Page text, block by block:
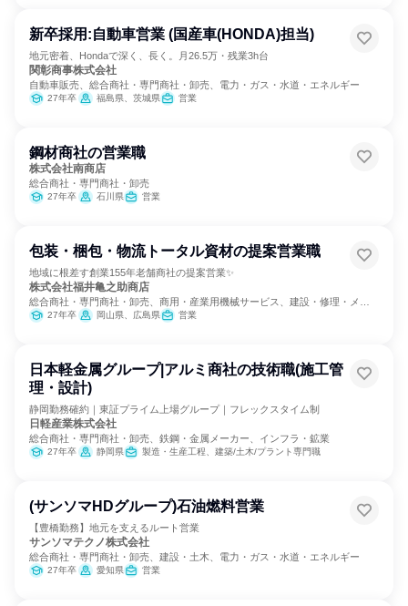
新卒採用:自動車営業 (国産車(HONDA)担当)
地元密着、Hondaで深く、長く。月26.5万・残業3h台
関彰商事株式会社
自動車販売、総合商社・専門商社・卸売、電力・ガス・水道・エネルギー
27年卒 福島県、茨城県 営業
鋼材商社の営業職
株式会社南商店
総合商社・専門商社・卸売
27年卒 石川県 営業
包装・梱包・物流トータル資材の提案営業職
地域に根差す創業155年老舗商社の提案営業✨
株式会社福井亀之助商店
総合商社・専門商社・卸売、商用・産業用機械サービス、建設・修理・メン
テナンスサービス
27年卒 岡山県、広島県 営業
日本軽金属グループ|アルミ商社の技術職(施工管
理・設計)
静岡勤務確約｜東証プライム上場グループ｜フレックスタイム制
日軽産業株式会社
総合商社・専門商社・卸売、鉄鋼・金属メーカー、インフラ・鉱業
27年卒 静岡県 製造・生産工程、建築/土木/プラント専門職
(サンソマHDグループ)石油燃料営業
【豊橋勤務】地元を支えるルート営業
サンソマテクノ株式会社
総合商社・専門商社・卸売、建設・土木、電力・ガス・水道・エネルギー
27年卒 愛知県 営業